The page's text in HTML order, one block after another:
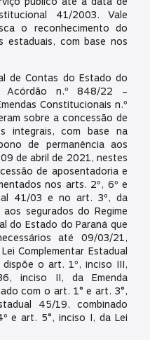
41/2003. Vale
o reconhecimento do
estaduais, com base nos
de Contas do Estado do
Acórdão n.º 848/22 –
Constitucionais n.º
sobre a concessão de
integrais, com base na
de permanência aos
de abril de 2021, nestes
de aposentadoria e
nos arts. 2º, 6º e
41/03 e no art. 3º, da
segurados do Regime
do Estado do Paraná que
até 09/03/21,
Complementar Estadual
o art. 1º, inciso III,
inciso II, da Emenda
com o art. 1° e art. 3°,
45/19, combinado
e art. 5°, inciso I, da Lei